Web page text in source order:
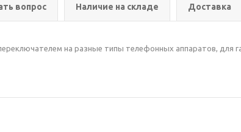
вопрос Наличие на складе Доставка
на разные типы телефонных аппаратов, для